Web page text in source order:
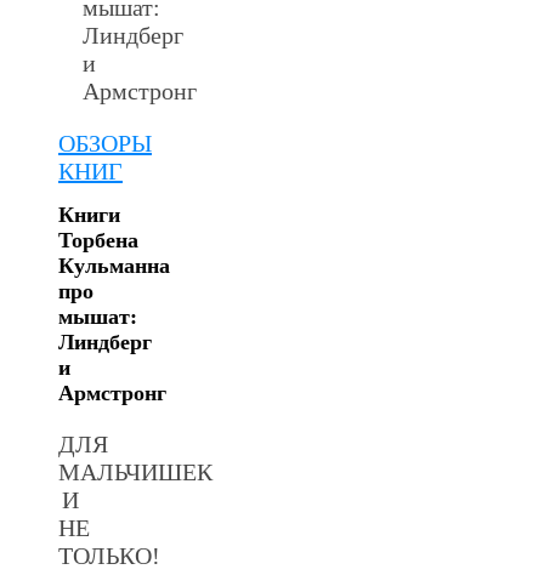
ОБЗОРЫ
КНИГ
Книги
Торбена
Кульманна
про
мышат:
Линдберг
и
Армстронг
ДЛЯ
МАЛЬЧИШЕК
И
НЕ
ТОЛЬКО!